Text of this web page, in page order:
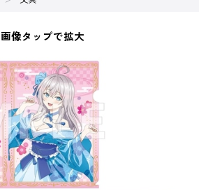
画像タップで拡大